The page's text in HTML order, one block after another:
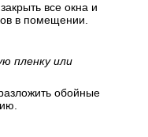
все окна и
в помещении.
пленку или
обойные